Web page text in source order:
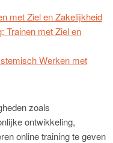
met Ziel en Zakelijkheid
Trainen met Ziel en
Werken met
zoals
ontwikkeling,
online training te geven